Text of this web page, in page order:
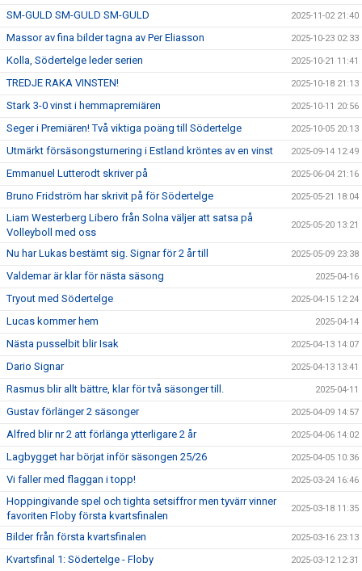
SM-GULD SM-GULD SM-GULD 2025-11-02 21:40
Massor av fina bilder tagna av Per Eliasson 2025-10-23 02:33
Kolla, Södertelge leder serien 2025-10-21 11:41
TREDJE RAKA VINSTEN! 2025-10-18 21:13
Stark 3-0 vinst i hemmapremiären 2025-10-11 20:56
Seger i Premiären! Två viktiga poäng till Södertelge 2025-10-05 20:13
Utmärkt försäsongsturnering i Estland kröntes av en vinst 2025-09-14 12:49
Emmanuel Lutterodt skriver på 2025-06-04 21:16
Bruno Fridström har skrivit på för Södertelge 2025-05-21 18:04
Liam Westerberg Libero från Solna väljer att satsa på
Volleyboll med oss
2025-05-20 13:21
Nu har Lukas bestämt sig. Signar för 2 år till 2025-05-09 23:38
Valdemar är klar för nästa säsong 2025-04-16
Tryout med Södertelge 2025-04-15 12:24
Lucas kommer hem 2025-04-14
Nästa pusselbit blir Isak 2025-04-13 14:07
Dario Signar 2025-04-13 13:41
Rasmus blir allt bättre, klar för två säsonger till. 2025-04-11
Gustav förlänger 2 säsonger 2025-04-09 14:57
Alfred blir nr 2 att förlänga ytterligare 2 år 2025-04-06 14:02
Lagbygget har börjat inför säsongen 25/26 2025-04-05 10:36
Vi faller med flaggan i topp! 2025-03-24 16:46
Hoppingivande spel och tighta setsiffror men tyvärr vinner
favoriten Floby första kvartsfinalen
2025-03-18 11:35
Bilder från första kvartsfinalen 2025-03-16 23:13
Kvartsfinal 1: Södertelge - Floby 2025-03-12 12:31